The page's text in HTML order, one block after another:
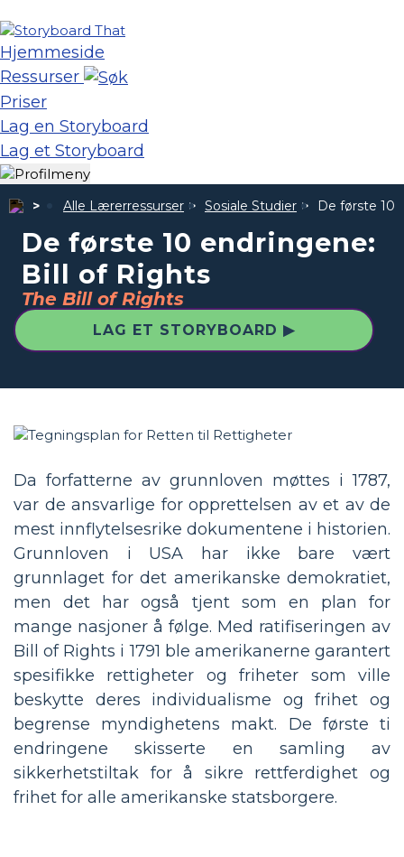
Hjemmeside
Ressurser
Priser
Lag en Storyboard
Lag et Storyboard
Alle Lærerressurser Sosiale Studier De første 10
De første 10 endringene:
Bill of Rights
The Bill of Rights
LAG ET STORYBOARD ▶
Da forfatterne av grunnloven møttes i 1787,
var de ansvarlige for opprettelsen av et av de
mest innflytelsesrike dokumentene i historien.
Grunnloven i USA har ikke bare vært
grunnlaget for det amerikanske demokratiet,
men det har også tjent som en plan for
mange nasjoner å følge. Med ratifiseringen av
Bill of Rights i 1791 ble amerikanerne garantert
spesifikke rettigheter og friheter som ville
beskytte deres individualisme og frihet og
begrense myndighetens makt. De første ti
endringene skisserte en samling av
sikkerhetstiltak for å sikre rettferdighet og
frihet for alle amerikanske statsborgere.